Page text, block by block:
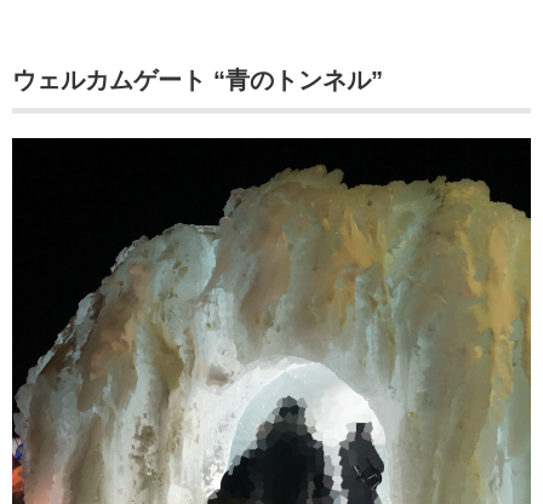
ウェルカムゲート “青のトンネル”